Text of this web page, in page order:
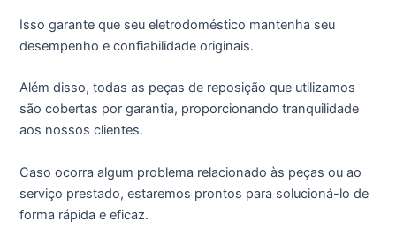
Isso garante que seu eletrodoméstico mantenha seu
desempenho e confiabilidade originais.
Além disso, todas as peças de reposição que utilizamos
são cobertas por garantia, proporcionando tranquilidade
aos nossos clientes.
Caso ocorra algum problema relacionado às peças ou ao
serviço prestado, estaremos prontos para solucioná-lo de
forma rápida e eficaz.